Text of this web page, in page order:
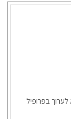
בפרופיל